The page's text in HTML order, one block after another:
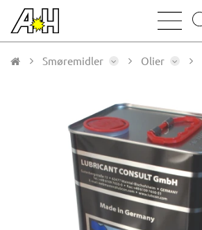
bars
Smøremidler Olier